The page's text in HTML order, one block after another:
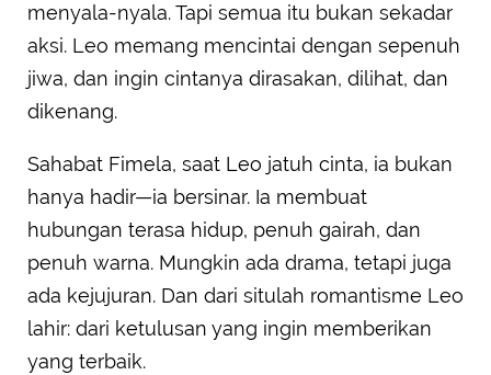
menyala-nyala. Tapi semua itu bukan sekadar
aksi. Leo memang mencintai dengan sepenuh
jiwa, dan ingin cintanya dirasakan, dilihat, dan
dikenang.
Sahabat Fimela, saat Leo jatuh cinta, ia bukan
hanya hadir—ia bersinar. Ia membuat
hubungan terasa hidup, penuh gairah, dan
penuh warna. Mungkin ada drama, tetapi juga
ada kejujuran. Dan dari situlah romantisme Leo
lahir: dari ketulusan yang ingin memberikan
yang terbaik.